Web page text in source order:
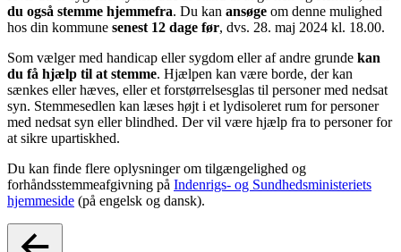
du også stemme hjemmefra. Du kan ansøge om denne mulighed
hos din kommune senest 12 dage før, dvs. 28. maj 2024 kl. 18.00.
Som vælger med handicap eller sygdom eller af andre grunde kan
du få hjælp til at stemme. Hjælpen kan være borde, der kan
sænkes eller hæves, eller et forstørrelsesglas til personer med nedsat
syn. Stemmesedlen kan læses højt i et lydisoleret rum for personer
med nedsat syn eller blindhed. Der vil være hjælp fra to personer for
at sikre upartiskhed.
Du kan finde flere oplysninger om tilgængelighed og
forhåndsstemmeafgivning på Indenrigs- og Sundhedsministeriets
hjemmeside (på engelsk og dansk).